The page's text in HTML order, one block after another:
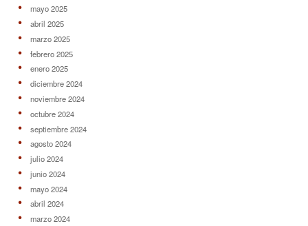
mayo 2025
abril 2025
marzo 2025
febrero 2025
enero 2025
diciembre 2024
noviembre 2024
octubre 2024
septiembre 2024
agosto 2024
julio 2024
junio 2024
mayo 2024
abril 2024
marzo 2024